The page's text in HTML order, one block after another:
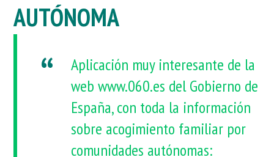
AUTÓNOMA
Aplicación muy interesante de la
web www.060.es del Gobierno de
España, con toda la información
sobre acogimiento familiar por
comunidades autónomas: